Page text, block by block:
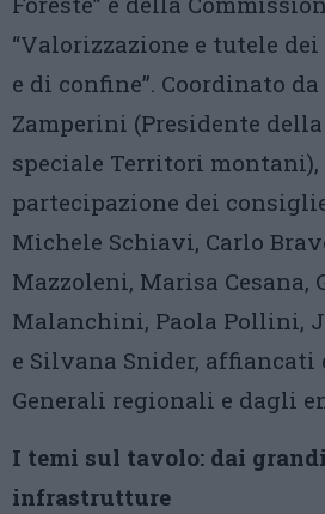
“Valorizzazione e tutele
e di confine”. Coordinato da
Zamperini (Presidente
speciale Territori
partecipazione dei
Michele Schiavi, Carlo
Mazzoleni, Marisa Cesana,
Malanchini, Paola Pollini,
e Silvana Snider,
Generali regionali e dagli
I temi sul tavolo: dai
infrastrutture